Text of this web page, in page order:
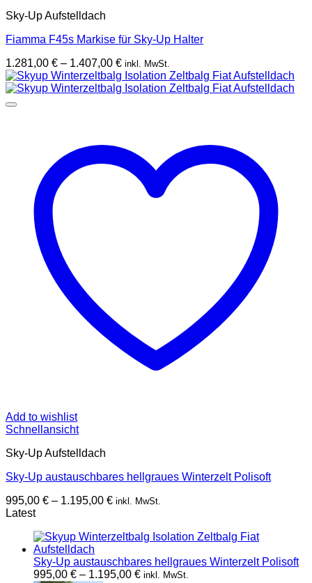
Sky-Up Aufstelldach
Fiamma F45s Markise für Sky-Up Halter
1.281,00 € – 1.407,00 €Preisspanne:
1.281,00 €
bis
inkl. MwSt.
Add to wishlist
Schnellansicht
Sky-Up Aufstelldach
Sky-Up austauschbares hellgraues Winterzelt Polisoft
995,00 € – 1.195,00 €Preisspanne:
1.195,00 €
inkl. MwSt.
Latest
Sky-Up austauschbares hellgraues Winterzelt Polisoft
995,00 € – 1.195,00 €Preisspanne:
inkl. MwSt.